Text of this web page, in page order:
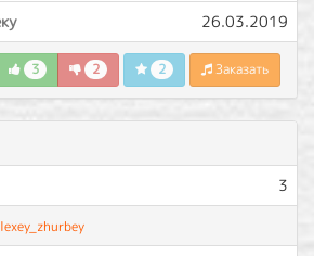
26.03.2019
3 2 2 Заказать
3